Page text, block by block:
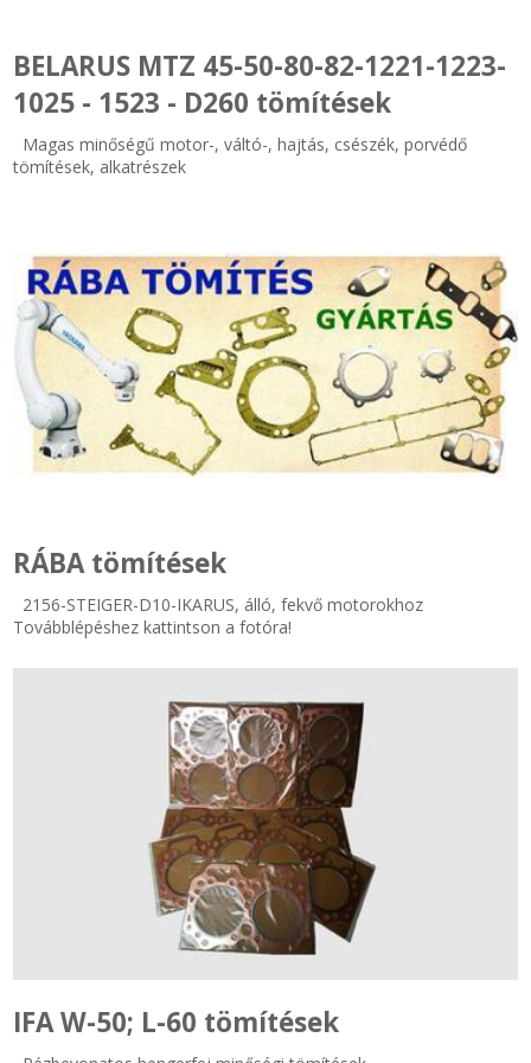
Zsinór Körszelvényű tömítőzsinórok
KÁBELVEZETŐ GUMI - HATÁROLÓK
SIMÍTÓZÁRAS TASAK
ETETŐTÁL-TIPLI-GRANULÁTUM
KÖTÖZŐK-JELÖLŐK-IRATTARTÓK
TÖMLŐBILINCS
LEÉRTÉKELT-MARADÉK ANYAGOK
BELARUS MTZ 45-50-80-82-1221-1223-
1025 - 1523 - D260 tömítések
Magas minőségű motor-, váltó-, hajtás, csészék, porvédő
tömítések, alkatrészek
RÁBA tömítések
2156-STEIGER-D10-IKARUS, álló, fekvő motorokhoz
Továbblépéshez kattintson a fotóra!
IFA W-50; L-60 tömítések